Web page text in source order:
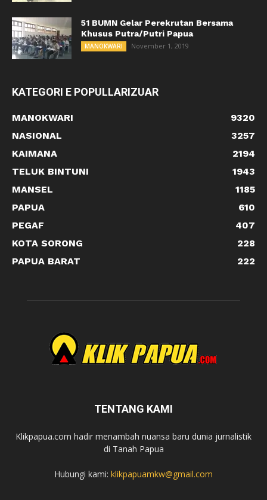
51 BUMN Gelar Perekrutan Bersama
Khusus Putra/Putri Papua
MANOKWARI November 1, 2019
KATEGORI E POPULLARIZUAR
MANOKWARI
9320
NASIONAL
3257
KAIMANA
2194
TELUK BINTUNI
1943
MANSEL
1185
PAPUA
610
PEGAF
407
KOTA SORONG
228
PAPUA BARAT
222
TENTANG KAMI
Klikpapua.com hadir menambah nuansa baru dunia jurnalistik
di Tanah Papua
Hubungi kami: klikpapuamkw@gmail.com